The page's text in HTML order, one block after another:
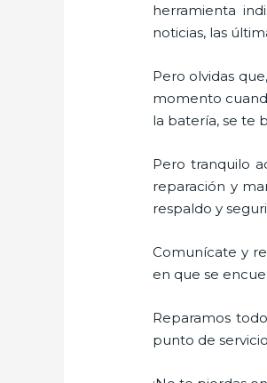
herramienta
noticias, las
Pero olvidas
momento
la batería, se te
Pero tranquilo
reparación y
respaldo y
Comunícate y
en que se
Reparamos
punto de